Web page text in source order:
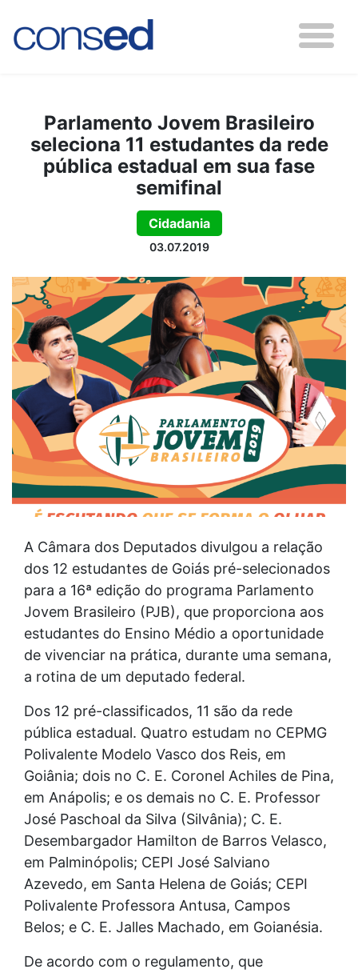
Parlamento Jovem Brasileiro
seleciona 11 estudantes da rede
pública estadual em sua fase
semifinal
Cidadania
03.07.2019
A Câmara dos Deputados divulgou a relação
dos 12 estudantes de Goiás pré-selecionados
para a 16ª edição do programa Parlamento
Jovem Brasileiro (PJB), que proporciona aos
estudantes do Ensino Médio a oportunidade
de vivenciar na prática, durante uma semana,
a rotina de um deputado federal.
Dos 12 pré-classificados, 11 são da rede
pública estadual. Quatro estudam no CEPMG
Polivalente Modelo Vasco dos Reis, em
Goiânia; dois no C. E. Coronel Achiles de Pina,
em Anápolis; e os demais no C. E. Professor
José Paschoal da Silva (Silvânia); C. E.
Desembargador Hamilton de Barros Velasco,
em Palminópolis; CEPI José Salviano
Azevedo, em Santa Helena de Goiás; CEPI
Polivalente Professora Antusa, Campos
Belos; e C. E. Jalles Machado, em Goianésia.
De acordo com o regulamento, que